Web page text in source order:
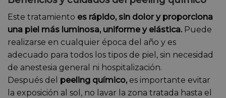
Este tratamiento es rápido, sin dolor y proporciona
una piel más luminosa, uniforme y elástica. Puede
realizarse en cualquier época del año y es
adecuado para todos los tipos de piel, sin necesidad
de anestesia general ni hospitalización.
Después del peeling químico, es importante evitar
la exposición al sol, no lavar la zona tratada hasta el